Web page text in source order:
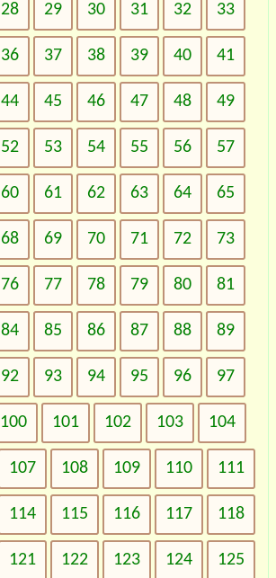
28 29 30 31 32 33
36 37 38 39 40 41
44 45 46 47 48 49
52 53 54 55 56 57
60 61 62 63 64 65
68 69 70 71 72 73
76 77 78 79 80 81
84 85 86 87 88 89
92 93 94 95 96 97
100 101 102 103 104
107 108 109 110 111
114 115 116 117 118
121 122 123 124 125